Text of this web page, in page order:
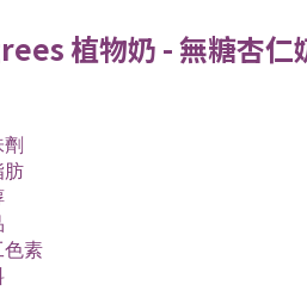
植物奶 - 無糖杏仁
肪
色素